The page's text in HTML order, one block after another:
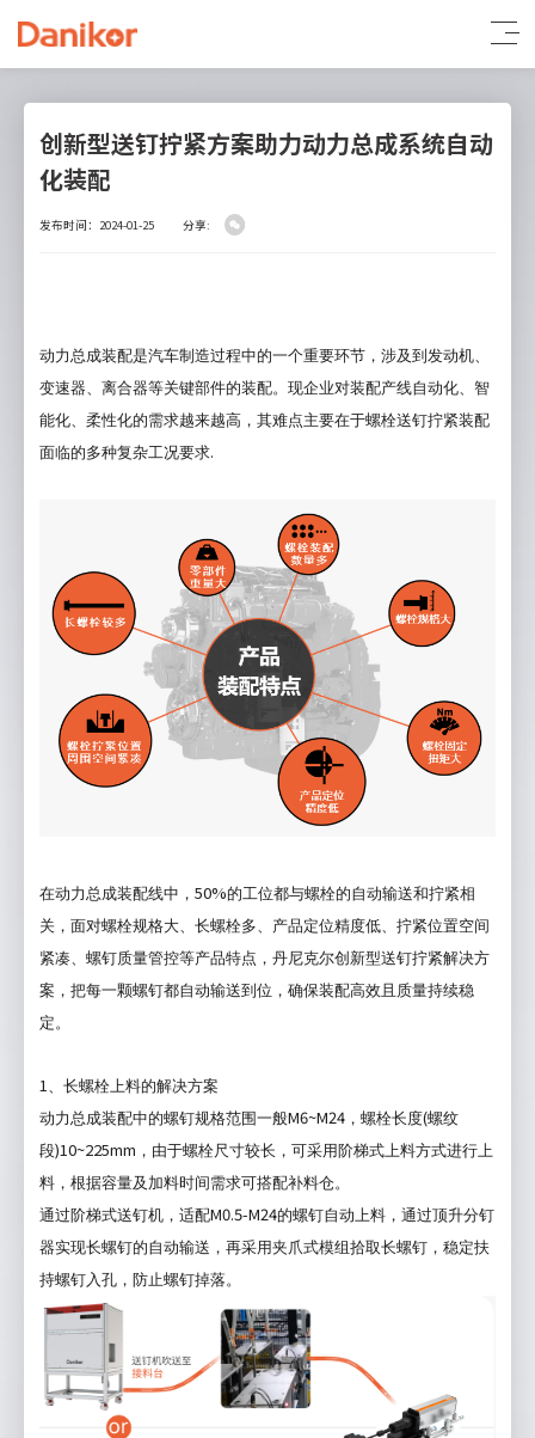
创新型送钉拧紧方案助力动力总成系统自动
化装配
发布时间：2024-01-25 分享:
动力总成装配是汽车制造过程中的一个重要环节，涉及到发动机、
变速器、离合器等关键部件的装配。现企业对装配产线自动化、智
能化、柔性化的需求越来越高，其难点主要在于螺栓送钉拧紧装配
面临的多种复杂工况要求.
在动力总成装配线中， 50%的工位都与螺栓的自动输送和拧紧相
关，面对螺栓规格大、长螺栓多、产品定位精度低、拧紧位置空间
紧凑、螺钉质量管控等产品特点，丹尼克尔创新型送钉拧紧解决方
案，把每一颗螺钉都自动输送到位，确保装配高效且质量持续稳
定。
1、长螺栓上料的解决方案
动力总成装配中的螺钉规格范围一般M6~M24 ，螺栓长度(螺纹
段)10~225mm ，由于螺栓尺寸较长，可采用阶梯式上料方式进行上
料，根据容量及加料时间需求可搭配补料仓。
通过阶梯式送钉机，适配M0.5-M24的螺钉自动上料，通过顶升分钉
器实现长螺钉的自动输送，再采用夹爪式模组拾取长螺钉，稳定扶
持螺钉入孔，防止螺钉掉落。